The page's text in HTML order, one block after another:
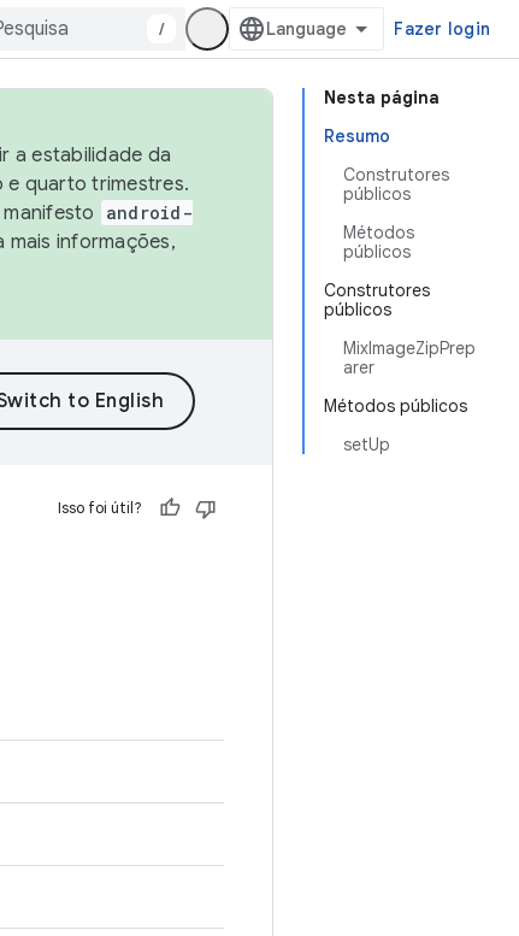
/ Fazer login
Nesta página
Resumo
Construtores
públicos
Métodos
públicos
Construtores
públicos
MixImageZipPrep
arer
Métodos públicos
setUp
a estabilidade da
e quarto trimestres.
android-
mais informações,
Isso foi útil?